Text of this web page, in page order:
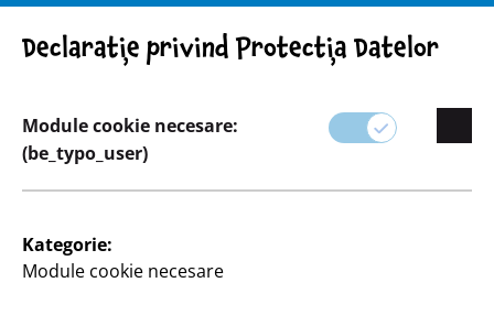
Declarație privind Protecția Datelor
Module cookie necesare:
(be_typo_user)
Kategorie:
Module cookie necesare